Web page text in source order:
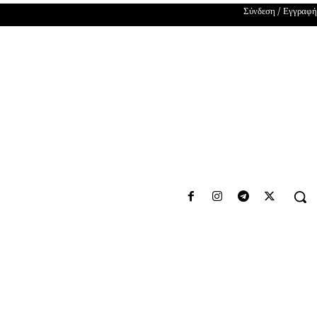
Σύνδεση / Εγγραφή